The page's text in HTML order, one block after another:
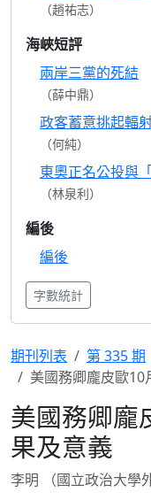
（趙祐志）
海峽短評
兩岸三黨的死結
（薛中鼎）
政客蓄意挑起輻
（何純）
東奧正名公投與
（林泉利）
編後
編後
字數統計
期刊列表
第 335 期
美國務卿龐皮歐
美國務卿龐
果及意義
李明 （國立政治大學